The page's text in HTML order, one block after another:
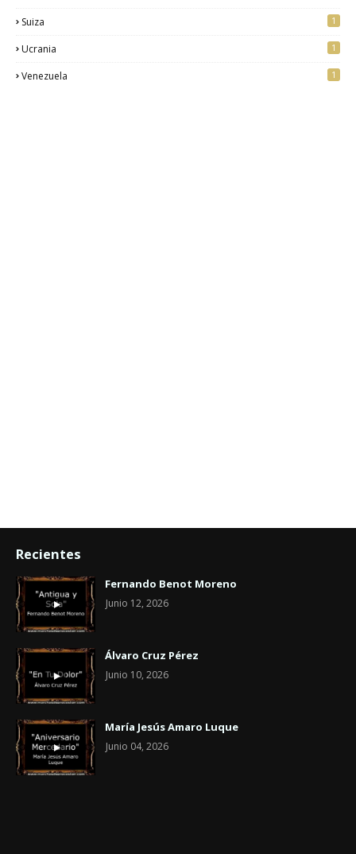
Suiza
1
Ucrania 1
Venezuela 1
Recientes
Fernando Benot Moreno
Junio 12, 2026
Álvaro Cruz Pérez
Junio 10, 2026
María Jesús Amaro Luque
Junio 04, 2026